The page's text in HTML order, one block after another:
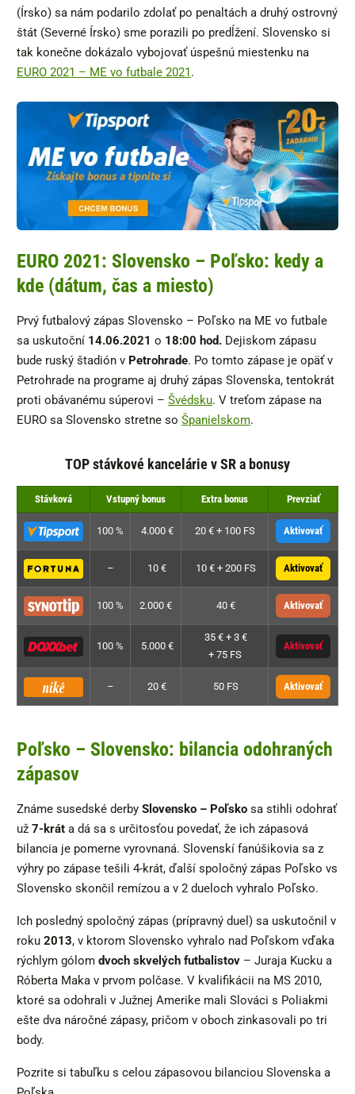
(Írsko) sa nám podarilo zdolať po penaltách a druhý ostrovný
štát (Severné Írsko) sme porazili po predĺžení. Slovensko si
tak konečne dokázalo vybojovať úspešnú miestenku na
EURO 2021 – ME vo futbale 2021.
EURO 2021: Slovensko – Poľsko: kedy a
kde (dátum, čas a miesto)
Prvý futbalový zápas Slovensko – Poľsko na ME vo futbale
sa uskutoční 14.06.2021 o 18:00 hod. Dejiskom zápasu
bude ruský štadión v Petrohrade. Po tomto zápase je opäť v
Petrohrade na programe aj druhý zápas Slovenska, tentokrát
proti obávanému súperovi – Švédsku. V treťom zápase na
EURO sa Slovensko stretne so Španielskom.
TOP stávkové kancelárie v SR a bonusy
Stávková Vstupný bonus Extra bonus Prevziať
100 % 4.000 € 20 € + 100 FS Aktivovať
– 10 € 10 € + 200 FS Aktivovať
100 % 2.000 € 40 € Aktivovať
100 % 5.000 €
35 € + 3 €
+ 75 FS
Aktivovať
– 20 € 50 FS Aktivovať
Poľsko – Slovensko: bilancia odohraných
zápasov
Známe susedské derby Slovensko – Poľsko sa stihli odohrať
už 7-krát a dá sa s určitosťou povedať, že ich zápasová
bilancia je pomerne vyrovnaná. Slovenskí fanúšikovia sa z
výhry po zápase tešili 4-krát, ďalší spoločný zápas Poľsko vs
Slovensko skončil remízou a v 2 dueloch vyhralo Poľsko.
Ich posledný spoločný zápas (prípravný duel) sa uskutočnil v
roku 2013, v ktorom Slovensko vyhralo nad Poľskom vďaka
rýchlym gólom dvoch skvelých futbalistov – Juraja Kucku a
Róberta Maka v prvom polčase. V kvalifikácii na MS 2010,
ktoré sa odohrali v Južnej Amerike mali Slováci s Poliakmi
ešte dva náročné zápasy, pričom v oboch zinkasovali po tri
body.
Pozrite si tabuľku s celou zápasovou bilanciou Slovenska a